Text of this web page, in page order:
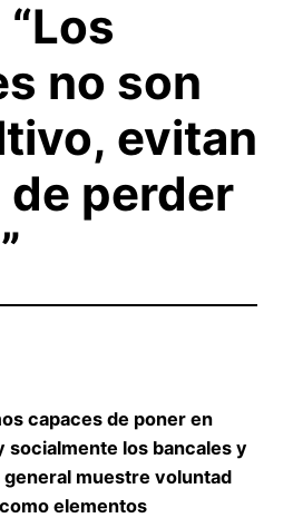
no son
evitan
perder
capaces de poner en
socialmente los bancales y
general muestre voluntad
elementos